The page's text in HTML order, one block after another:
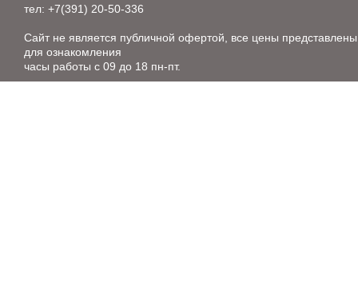
тел: +7(391) 20-50-336
Сайт не является публичной офертой, все цены представлены
для ознакомления
часы работы с 09 до 18 пн-пт.